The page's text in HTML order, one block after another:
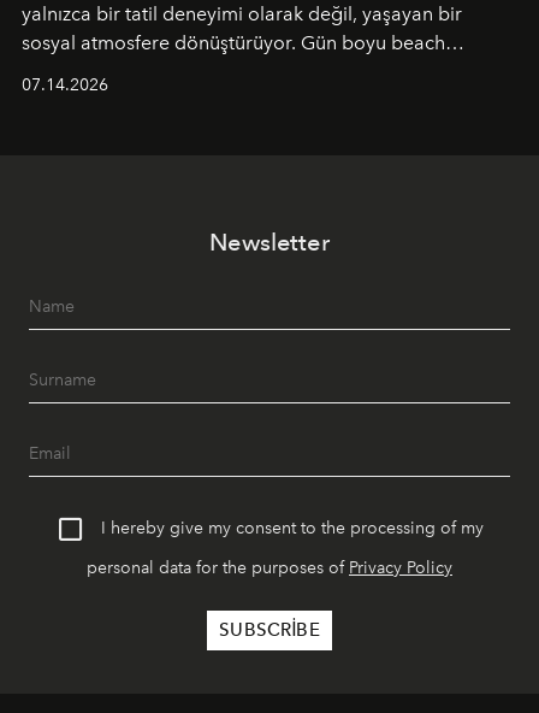
yalnızca bir tatil deneyimi olarak değil, yaşayan bir
sosyal atmosfere dönüştürüyor. Gün boyu beach
geceye taşıyarak her hafta farklı bir deneyim sunuyor.
07.14.2026
Newsletter
I hereby give my consent to the processing of my
personal data for the purposes of Privacy Policy